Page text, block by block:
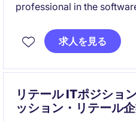
professional in the
deliver exceptional results
environment.
求人を見る
リテール ITポジショ
ッション・リテール企